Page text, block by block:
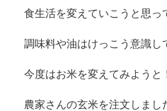
食生活を変えていこうと思っ
調味料や油はけっこう意識し
今度はお米を変えてみようと
農家さんの玄米を注文しまし